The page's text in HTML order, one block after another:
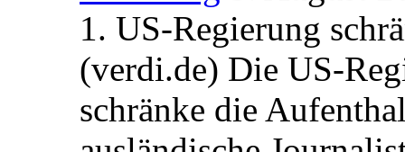
1. US-Regierung
(verdi.de) Die US-
schränke die